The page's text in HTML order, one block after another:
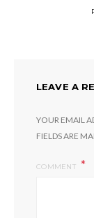
LEAVE A
YOUR EMAIL
FIELDS ARE
COMMENT